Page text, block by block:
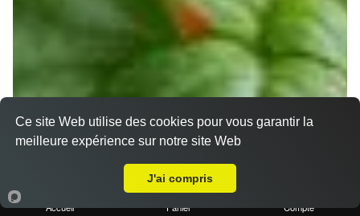
Accueil Panier Compte
Ce site Web utilise des cookies pour vous garantir la
meilleure expérience sur notre site Web
J'ai compris